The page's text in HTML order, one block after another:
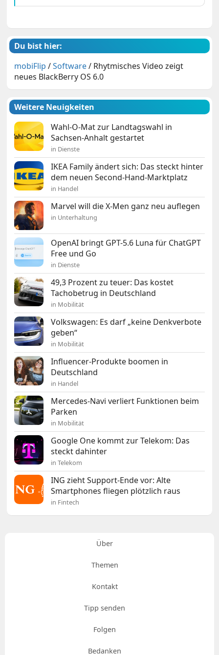
Du bist hier:
mobiFlip /Software/ Rhytmisches Video zeigt
neues BlackBerry OS 6.0
Weitere Neuigkeiten
Wahl-O-Mat zur Landtagswahl in
Sachsen-Anhalt gestartet
in Dienste
IKEA Family ändert sich: Das steckt hinter
dem neuen Second-Hand-Marktplatz
in Handel
Marvel will die X-Men ganz neu auflegen
in Unterhaltung
OpenAI bringt GPT-5.6 Luna für ChatGPT
Free und Go
in Dienste
49,3 Prozent zu teuer: Das kostet
Tachobetrug in Deutschland
in Mobilität
Volkswagen: Es darf „keine Denkverbote
geben“
in Mobilität
Influencer-Produkte boomen in
Deutschland
in Handel
Mercedes-Navi verliert Funktionen beim
Parken
in Mobilität
Google One kommt zur Telekom: Das
steckt dahinter
in Telekom
ING zieht Support-Ende vor: Alte
Smartphones fliegen plötzlich raus
in Fintech
Über
Themen
Kontakt
Tipp senden
Folgen
Bedanken